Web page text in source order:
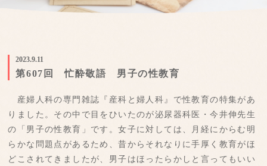
2023.9.11
第607回 忙酔敬語 男子の性教育
産婦人科の専門雑誌『産科と婦人科』で性教育の特集があ
りました。その中で目をひいたのが泌尿器科医・今井伸先生
の「男子の性教育」です。女子に対しては、月経にからむ明
らかな問題点があるため、昔からそれなりに手厚く教育がほ
どこされてきましたが、男子はほったらかしと言ってもいい